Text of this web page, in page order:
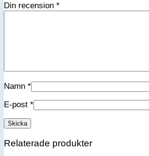
Din recension *
Namn *
E-post *
Relaterade produkter